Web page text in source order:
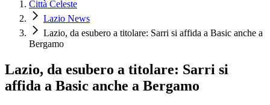
Città Celeste
Lazio News
Lazio, da esubero a titolare: Sarri si affida a Basic anche a
Bergamo
Lazio, da esubero a titolare: Sarri si
affida a Basic anche a Bergamo